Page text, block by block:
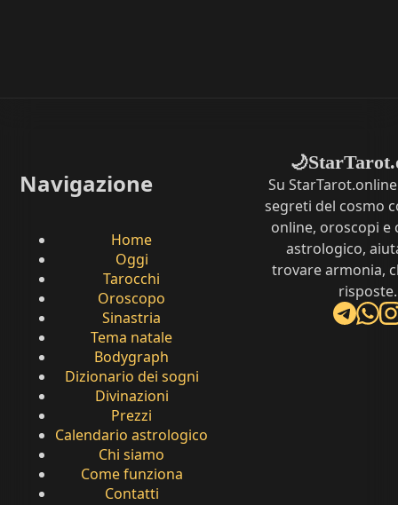
Navigazione
Home
Oggi
Tarocchi
Oroscopo
Sinastria
Tema natale
Bodygraph
Dizionario dei sogni
Divinazioni
Prezzi
Calendario astrologico
Chi siamo
Come funziona
Contatti
🌙
Su
segreti del cosmo
online, oroscopi e
astrologico,
trovare armonia,
risposte.